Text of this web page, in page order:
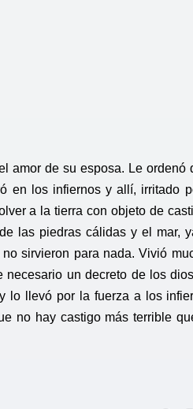
amor de su esposa. Le ordenó
en los infiernos y allí, irritado
a la tierra con objeto de
las piedras cálidas y el mar,
sirvieron para nada. Vivió
un decreto de los
llevó por la fuerza a los
no hay castigo más terrible